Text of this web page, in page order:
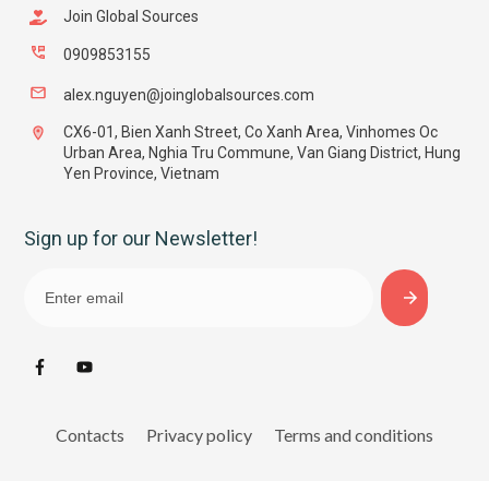
Join Global Sources
0909853155
alex.nguyen@joinglobalsources.com
CX6-01, Bien Xanh Street, Co Xanh Area, Vinhomes Oc
Urban Area, Nghia Tru Commune, Van Giang District, Hung
Yen Province, Vietnam
Sign up for our Newsletter!
Contacts Privacy policy Terms and conditions